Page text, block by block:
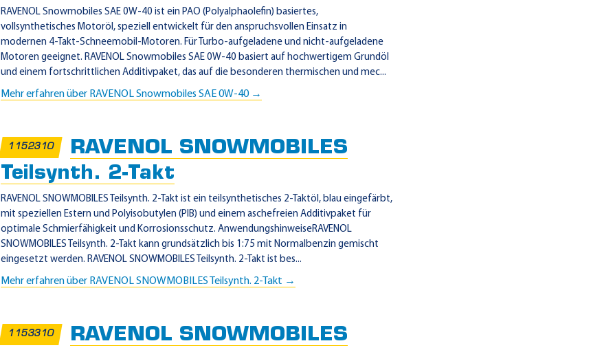
RAVENOL Snowmobiles SAE 0W-40 ist ein PAO (Polyalphaolefin) basiertes,
vollsynthetisches Motoröl, speziell entwickelt für den anspruchsvollen Einsatz in
modernen 4-Takt-Schneemobil-Motoren. Für Turbo-aufgeladene und nicht-aufgeladene
Motoren geeignet. RAVENOL Snowmobiles SAE 0W-40 basiert auf hochwertigem Grundöl
und einem fortschrittlichen Additivpaket, das auf die besonderen thermischen und mec...
Mehr erfahren über RAVENOL Snowmobiles SAE 0W-40 →
1152310
RAVENOL SNOWMOBILES
Teilsynth. 2-Takt
RAVENOL SNOWMOBILES Teilsynth. 2-Takt ist ein teilsynthetisches 2-Taktöl, blau eingefärbt,
mit speziellen Estern und Polyisobutylen (PIB) und einem aschefreien Additivpaket für
optimale Schmierfähigkeit und Korrosionsschutz. AnwendungshinweiseRAVENOL
SNOWMOBILES Teilsynth. 2-Takt kann grundsätzlich bis 1:75 mit Normalbenzin gemischt
eingesetzt werden. RAVENOL SNOWMOBILES Teilsynth. 2-Takt ist bes...
Mehr erfahren über RAVENOL SNOWMOBILES Teilsynth. 2-Takt →
1153310
RAVENOL SNOWMOBILES